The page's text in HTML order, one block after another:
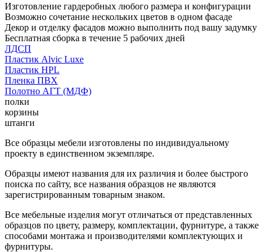
Изготовление гардеробных любого размера и конфигурации
Возможно сочетание нескольких цветов в одном фасаде
Декор и отделку фасадов можно выполнить под вашу задумку
Бесплатная сборка в течение 5 рабочих дней
ЛДСП
Пластик Alvic Luxe
Пластик HPL
Пленка ПВХ
Полотно АГТ (МДФ)
полки
корзины
штанги
Все образцы мебели изготовлены по индивидуальному
проекту в единственном экземпляре.
Образцы имеют названия для их различия и более быстрого
поиска по сайту, все названия образцов не являются
зарегистрированным товарным знаком.
Все мебельные изделия могут отличаться от представленных
образцов по цвету, размеру, комплектации, фурнитуре, а также
способами монтажа и производителями комплектующих и
фурнитуры.